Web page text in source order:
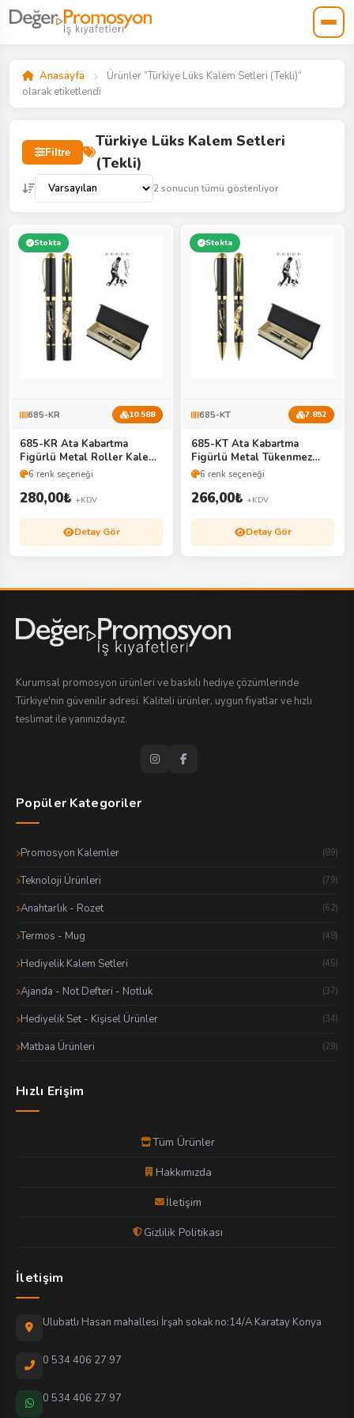
Anasayfa
Ürünler “Türkiye Lüks Kalem Setleri (Tekli)”
olarak etiketlendi
Filtre
Türkiye Lüks Kalem Setleri
(Tekli)
2 sonucun tümü gösteriliyor
Stokta
685-KR 10.588
685-KR Ata Kabartma
Figürlü Metal Roller Kalem
Seti6 renk seçeneği
280,00₺ +KDV
Detay Gör
Stokta
685-KT 7.852
685-KT Ata Kabartma
Figürlü Metal Tükenmez
Kalem Seti
6 renk seçeneği
266,00₺ +KDV
Detay Gör
Kurumsal promosyon ürünleri ve baskılı hediye çözümlerinde
Türkiye'nin güvenilir adresi. Kaliteli ürünler, uygun fiyatlar ve hızlı
teslimat ile yanınızdayız.
Popüler Kategoriler
Promosyon Kalemler (89)
Teknoloji Ürünleri (79)
Anahtarlık - Rozet (62)
Termos - Mug (48)
Hediyelik Kalem Setleri (45)
Ajanda - Not Defteri - Notluk (37)
Hediyelik Set - Kişisel Ürünler (34)
Matbaa Ürünleri (29)
Hızlı Erişim
Tüm Ürünler
Hakkımızda
İletişim
Gizlilik Politikası
İletişim
Ulubatlı Hasan mahallesi İrşah sokak no:14/A Karatay Konya
0 534 406 27 97
0 534 406 27 97